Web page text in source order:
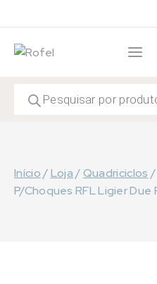
to
content
search
Início/Loja /Quadriciclos /
P/Choques RFL Ligier Due